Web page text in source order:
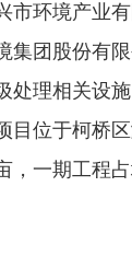
市环境产业
集团股份有
处理相关设
目位于柯桥
，一期工程